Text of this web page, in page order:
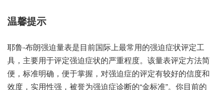
温馨提示
耶鲁-布朗强迫量表是目前国际上最常用的强迫症状评定工
具，主要用于评定强迫症状的严重程度。该量表评定方法简
便，标准明确，便于掌握，对强迫症的评定有较好的信度和
效度，实用性强，被誉为强迫症诊断的“金标准”。你目前的